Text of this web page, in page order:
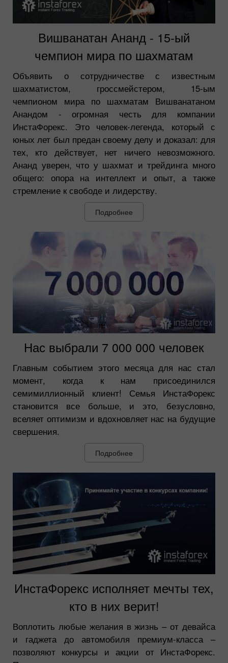
Вишванатан Ананд - 15-ый
чемпион мира по шахматам
Объявить о сотрудничестве с известным
шахматистом, гроссмейстером, 15-ым
чемпионом мира по шахматам Вишванатаном
Анандом - огромная честь для компании
ИнстаФорекс. Это человек-легенда, который с
юных лет был предан своему делу и доказал: для
тех, кто действует, нет ничего невозможного.
Ананд уверен, что у шахмат и трейдинга много
общего: опора на интеллект и опыт, а также
стремление к свободе и лидерству.
Подробнее
Нас выбрали 7 000 000 человек
Главным событием этого месяца для нас стал
момент, когда к нам присоединился
семимиллионный клиент! Семья ИнстаФорекс
становится все больше, и это, безусловно,
вселяет оптимизм и вдохновляет нас на будущие
свершения.
Подробнее
ИнстаФорекс исполняет мечты тех,
кто в них верит!
Воплотить любые желания в жизнь – от девайса
и гаджета до автомобиля премиум-класса –
позволяют конкурсы и акции от ИнстаФорекс.